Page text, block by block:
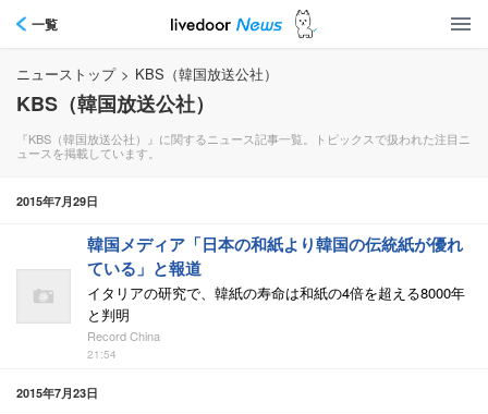
一覧
ニューストップ > KBS（韓国放送公社）
KBS（韓国放送公社）
『KBS（韓国放送公社）』に関するニュース記事一覧。トピックスで扱われた注目ニ
ュースを掲載しています。
2015年7月29日
韓国メディア「日本の和紙より韓国の伝統紙が優れ
ている」と報道
イタリアの研究で、韓紙の寿命は和紙の4倍を超える8000年
と判明
Record China
21:54
2015年7月23日